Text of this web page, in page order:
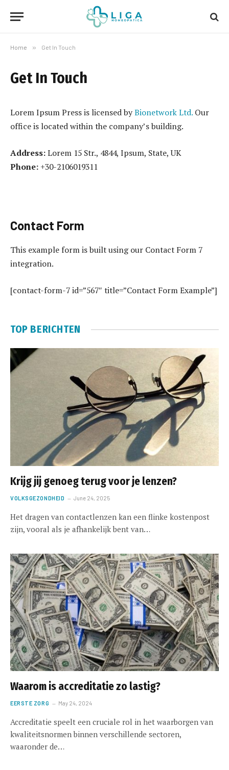
Home » Get In Touch
Get In Touch
Lorem Ipsum Press is licensed byBionetwork Ltd. Our
office is located within the company’s building.
Address:Lorem 15 Str., 4844, Ipsum, State, UK
Phone: +30-2106019311
Contact Form
This example form is built using our Contact Form 7
integration.
[contact-form-7 id=”567″ title=”Contact Form Example”]
TOP BERICHTEN
Krijg jij genoeg terug voor je lenzen?
VOLKSGEZONDHEID June 24, 2025
Het dragen van contactlenzen kan een flinke kostenpost
zijn, vooral als je afhankelijk bent van…
Waarom is accreditatie zo lastig?
EERSTE ZORG May 24, 2024
Accreditatie speelt een cruciale rol in het waarborgen van
kwaliteitsnormen binnen verschillende sectoren,
waaronder de…